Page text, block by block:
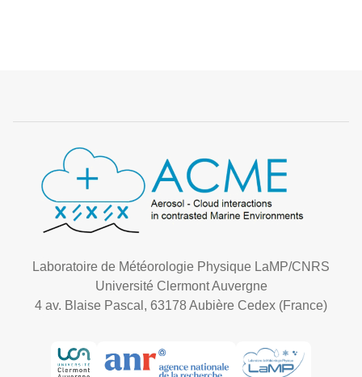
Laboratoire de Météorologie Physique LaMP/CNRS
Université Clermont Auvergne
4 av. Blaise Pascal, 63178 Aubière Cedex (France)